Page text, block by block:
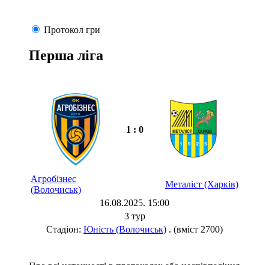
Протокол гри
Перша ліга
1 : 0
Агробізнес
(Волочиськ)
Металіст (Харків)
16.08.2025. 15:00
3 тур
Стадіон: Юність (Волочиськ) . (вміст 2700)